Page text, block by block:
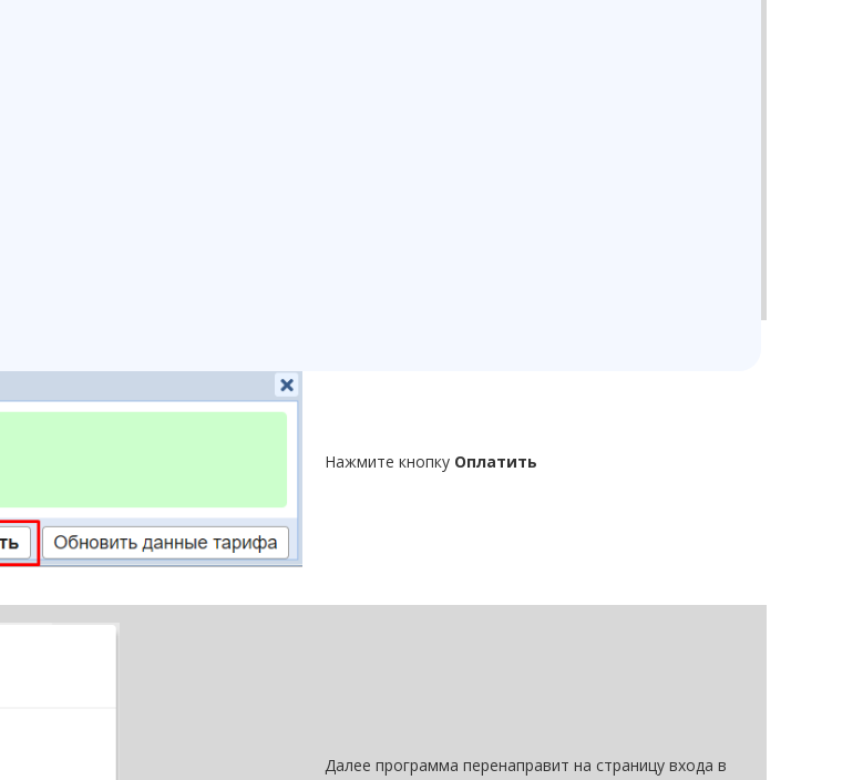
Нажмите кнопку Оплатить
Далее программа перенаправит на страницу входа в